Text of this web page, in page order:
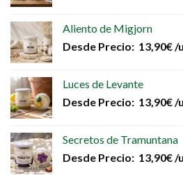
Aliento de Migjorn
Desde Precio: 13,90€/
Luces de Levante
Desde Precio: 13,90€/
Secretos de Tramuntana
Desde Precio: 13,90€/